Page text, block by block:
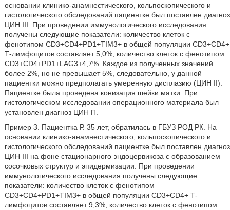
основании клинико-анамнестического, кольпоскопического и
гистологического обследований пациентке был поставлен диагноз
ЦИН III. При проведении иммунологического исследования
получены следующие показатели: количество клеток с
фенотипом CD3+CD4+PD1+TIM3+ в общей популяции CD3+CD4+
Т-лимфоцитов составляет 5,0%, количество клеток с фенотипом
CD3+CD4+PD1+LAG3+4,7%. Каждое из полученных значений
более 2%, но не превышает 5%, следовательно, у данной
пациентки можно предполагать умеренную дисплазию (ЦИН II).
Пациентке была проведена конизация шейки матки. При
гистологическом исследовании операционного материала был
установлен диагноз ЦИН П.
Пример 3. Пациентка Р. 35 лет, обратилась в ГБУЗ РОД РК. На
основании клинико-анамнестического, кольпоскопического и
гистологического обследований пациентке был поставлен диагноз
ЦИН III на фоне стационарного эндоцервикоза с образованием
сосочковых структур и эпидермизации. При проведении
иммунологического исследования получены следующие
показатели: количество клеток с фенотипом
CD3+CD4+PD1+TIM3+ в общей популяции CD3+CD4+ Т-
лимфоцитов составляет 9,3%, количество клеток с фенотипом